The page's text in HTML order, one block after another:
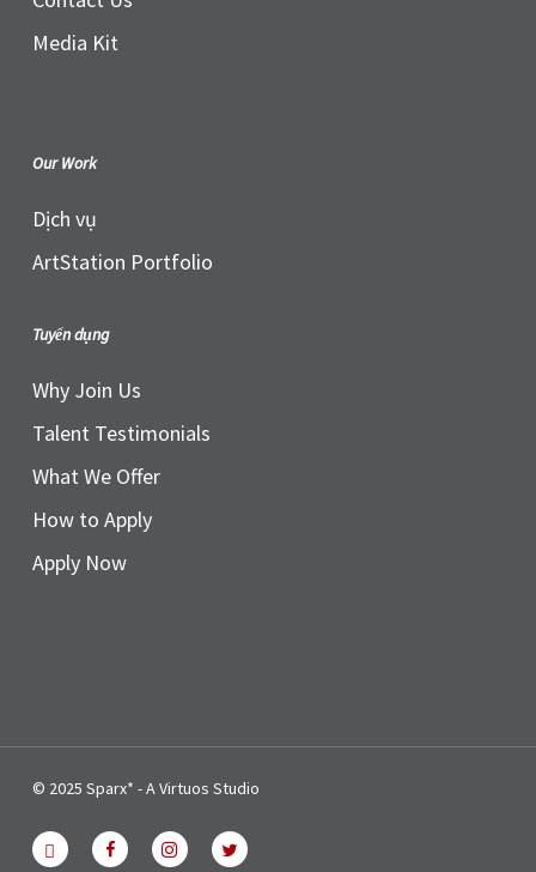
Media Kit
Our Work
Dịch vụ
ArtStation Portfolio
Tuyển dụng
Why Join Us
Talent Testimonials
What We Offer
How to Apply
Apply Now
© 2025 Sparx* - A Virtuos Studio